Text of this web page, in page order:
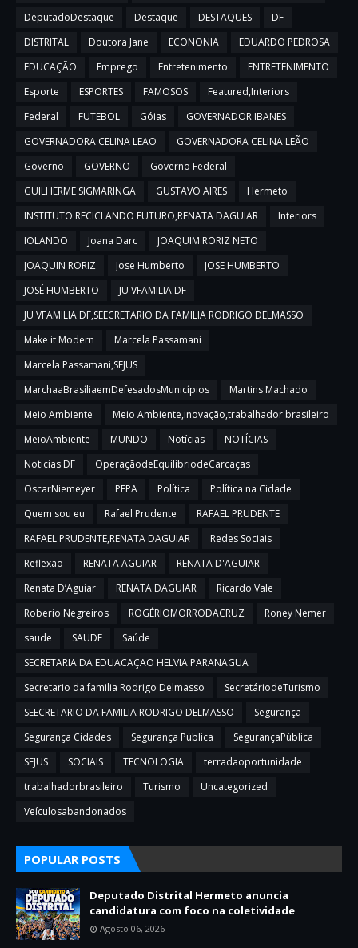
DeputadoDestaque
Destaque DESTAQUES
DF
DISTRITAL
Doutora Jane ECONONIA
EDUARDO PEDROSA
EDUCAÇÃO
Emprego Entretenimento
ENTRETENIMENTO
Esporte
ESPORTES FAMOSOS
Featured,Interiors
Federal
FUTEBOL Góias
GOVERNADOR IBANES
GOVERNADORA CELINA LEAO
GOVERNADORA CELINA LEÃO
Governo
GOVERNO
Governo Federal
GUILHERME SIGMARINGA
GUSTAVO AIRES
Hermeto
INSTITUTO RECICLANDO FUTURO,RENATA DAGUIAR
Interiors
IOLANDO
Joana Darc
JOAQUIM RORIZ NETO
JOAQUIN RORIZ
Jose Humberto
JOSE HUMBERTO
JOSÉ HUMBERTO
JU VFAMILIA DF
JU VFAMILIA DF,SEECRETARIO DA FAMILIA RODRIGO DELMASSO
Make it Modern
Marcela Passamani
Marcela Passamani,SEJUS
MarchaaBrasíliaemDefesadosMunicípios
Martins Machado
Meio Ambiente
Meio Ambiente,inovação,trabalhador brasileiro
MeioAmbiente
MUNDO Notícias
NOTÍCIAS
Noticias DF
OperaçãodeEquilíbriodeCarcaças
OscarNiemeyer
PEPA Política
Política na Cidade
Quem sou eu
Rafael Prudente
RAFAEL PRUDENTE
RAFAEL PRUDENTE,RENATA DAGUIAR
Redes Sociais
Reflexão
RENATA AGUIAR
RENATA D'AGUIAR
Renata D’Aguiar
RENATA DAGUIAR
Ricardo Vale
Roberio Negreiros
ROGÉRIOMORRODACRUZ
Roney Nemer
saude
SAUDE
Saúde
SECRETARIA DA EDUACAÇAO HELVIA PARANAGUA
Secretario da familia Rodrigo Delmasso
SecretáriodeTurismo
SEECRETARIO DA FAMILIA RODRIGO DELMASSO
Segurança
Segurança Cidades
Segurança Pública
SegurançaPública
SEJUS
SOCIAIS TECNOLOGIA
terradaoportunidade
trabalhadorbrasileiro
Turismo
Uncategorized
Veículosabandonados
POPULAR POSTS
Deputado Distrital Hermeto anuncia
candidatura com foco na coletividade
Agosto 06, 2026